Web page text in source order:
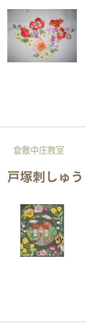
倉敷中庄教室
戸塚刺しゅう